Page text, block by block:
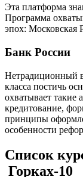
Эта платформа
Программа
эпох: Московская
Банк России
Нетрадиционный
класса постичь
охватывает такие
кредитование,
принципы
особенности
Список
Горках-10